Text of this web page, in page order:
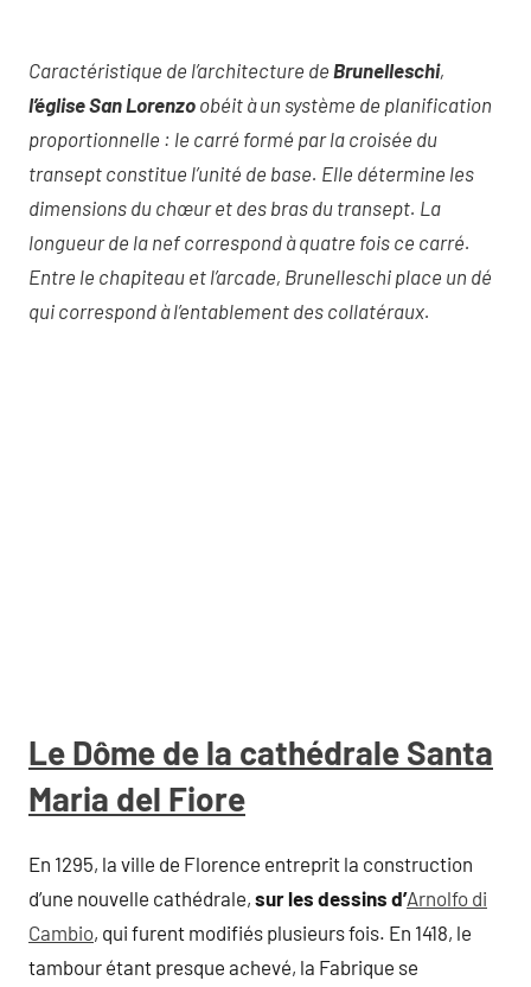
Caractéristique de l’architecture de Brunelleschi,
l’église San Lorenzo obéit à un système de planification
proportionnelle : le carré formé par la croisée du
transept constitue l’unité de base. Elle détermine les
dimensions du chœur et des bras du transept. La
longueur de la nef correspond à quatre fois ce carré.
Entre le chapiteau et l’arcade, Brunelleschi place un dé
qui correspond à l’entablement des collatéraux.
Le Dôme de la cathédrale Santa
Maria del Fiore
En 1295, la ville de Florence entreprit la construction
d’une nouvelle cathédrale, sur les dessins d’Arnolfo di
Cambio, qui furent modifiés plusieurs fois. En 1418, le
tambour étant presque achevé, la Fabrique se